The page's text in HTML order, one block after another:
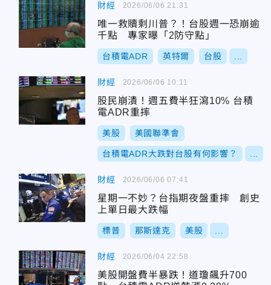
財經
唯一救贖剩川普？！台股週一恐崩逾
千點 專家曝「2防守點」
台積電ADR 英特爾 台股
2026/06/06 21:31
財經
股民崩潰！週五費半狂瀉10% 台積
電ADR重摔
美股 美國聯準會
台積電ADR大跌對台股有何影響？
2026/06/06 10:11
財經
星期一不妙？台指期夜盤重摔 創史
上單日最大跌幅
標普 那斯達克 美股
2026/06/06 07:41
財經
美股開盤費半暴跌！道瓊飆升700
2026/06/04 22:58